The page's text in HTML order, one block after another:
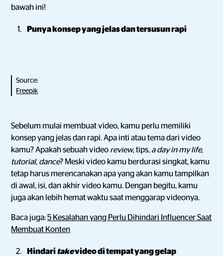
bawah ini!
Punya konsep yang jelas dan tersusun rapi
Source:
Freepik
Sebelum mulai membuat video, kamu perlu memiliki
konsep yang jelas dan rapi. Apa inti atau tema dari video
kamu? Apakah sebuah video review, tips, a day in my life,
tutorial, dance? Meski video kamu berdurasi singkat, kamu
tetap harus merencanakan apa yang akan kamu tampilkan
di awal, isi, dan akhir video kamu. Dengan begitu, kamu
juga akan lebih hemat waktu saat menggarap videonya.
Baca juga:5 Kesalahan yang Perlu Dihindari Influencer Saat
Membuat Konten
Hindaritakevideo di tempat yang gelap